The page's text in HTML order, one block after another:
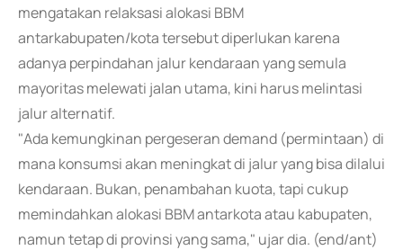
mengatakan relaksasi alokasi BBM
antarkabupaten/kota tersebut diperlukan karena
adanya perpindahan jalur kendaraan yang semula
mayoritas melewati jalan utama, kini harus melintasi
jalur alternatif.
"Ada kemungkinan pergeseran demand (permintaan) di
mana konsumsi akan meningkat di jalur yang bisa dilalui
kendaraan. Bukan, penambahan kuota, tapi cukup
memindahkan alokasi BBM antarkota atau kabupaten,
namun tetap di provinsi yang sama," ujar dia. (end/ant)